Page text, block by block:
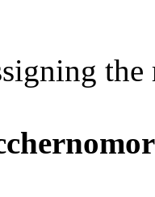
the